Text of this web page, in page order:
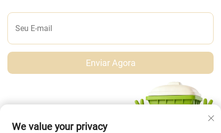
Enviar Agora
We value your privacy